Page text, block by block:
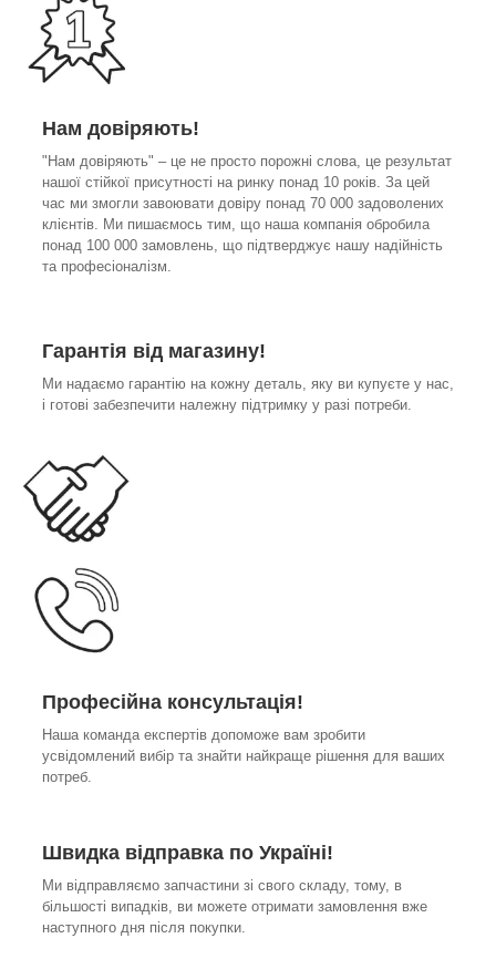
Нам довіряють!
"Нам довіряють" – це не просто порожні слова, це результат
нашої стійкої присутності на ринку понад 10 років. За цей
час ми змогли завоювати довіру понад 70 000 задоволених
клієнтів. Ми пишаємось тим, що наша компанія обробила
понад 100 000 замовлень, що підтверджує нашу надійність
та професіоналізм.
Гарантія від магазину!
Ми надаємо гарантію на кожну деталь, яку ви купуєте у нас,
і готові забезпечити належну підтримку у разі потреби.
Професійна консультація!
Наша команда експертів допоможе вам зробити
усвідомлений вибір та знайти найкраще рішення для ваших
потреб.
Швидка відправка по Україні!
Ми відправляємо запчастини зі свого складу, тому, в
більшості випадків, ви можете отримати замовлення вже
наступного дня після покупки.